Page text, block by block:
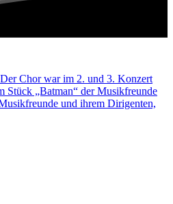
Chor war im 2. und 3. Konzert
Stück „Batman“ der Musikfreunde
und ihrem Dirigenten,